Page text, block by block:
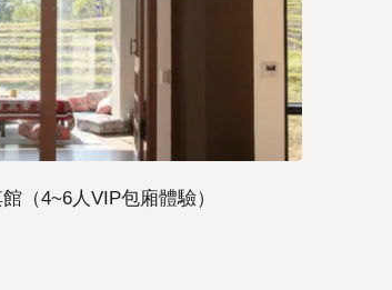
（4~6人VIP包廂體驗）